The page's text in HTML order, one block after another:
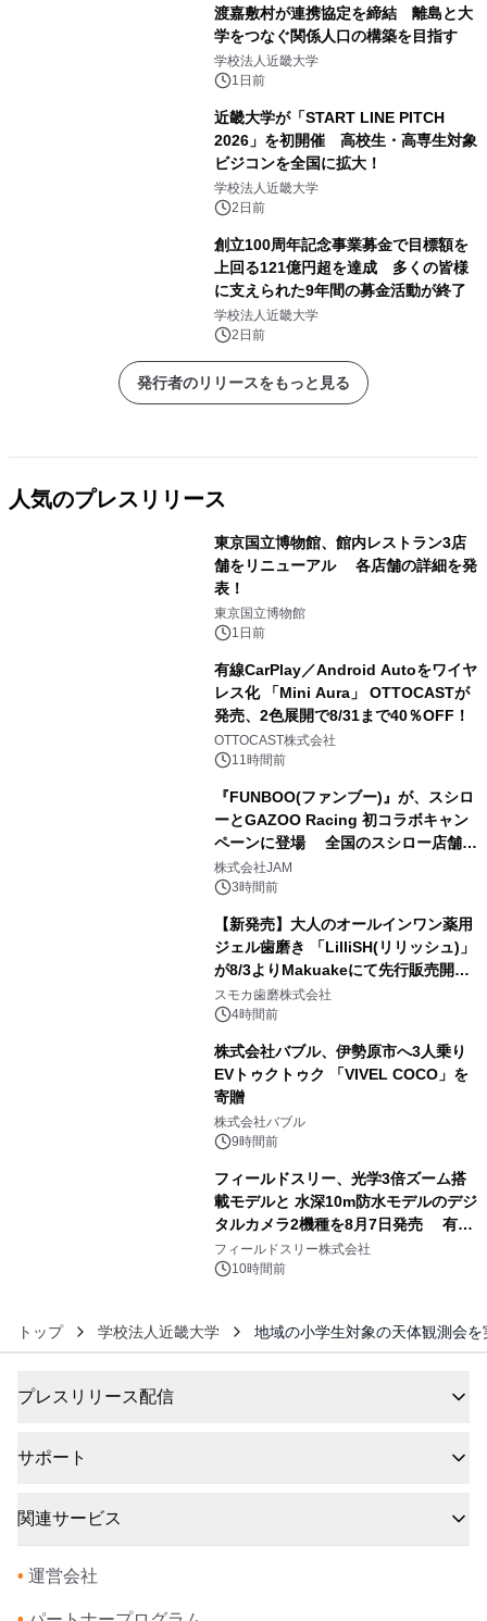
渡嘉敷村が連携協定を締結 離島と大
学をつなぐ関係人口の構築を目指す
学校法人近畿大学
1日前
近畿大学が「START LINE PITCH
2026」を初開催 高校生・高専生対象
ビジコンを全国に拡大！
学校法人近畿大学
2日前
創立100周年記念事業募金で目標額を
上回る121億円超を達成 多くの皆様
に支えられた9年間の募金活動が終了
学校法人近畿大学
2日前
発行者のリリースをもっと見る
人気のプレスリリース
東京国立博物館、館内レストラン3店
舗をリニューアル 各店舗の詳細を発
表！
東京国立博物館
1日前
有線CarPlay／Android Autoをワイヤ
レス化 「Mini Aura」 OTTOCASTが
発売、2色展開で8/31まで40％OFF！
OTTOCAST株式会社
11時間前
『FUNBOO(ファンブー)』が、スシロ
ーとGAZOO Racing 初コラボキャン
ペーンに登場 全国のスシロー店舗で
GR 4車種の FUNBOO(ミニカー)付き
メニューが展開されます
株式会社JAM
3時間前
【新発売】大人のオールインワン薬用
ジェル歯磨き 「LilliSH(リリッシュ)」
が8/3よりMakuakeにて先行販売開
始！
スモカ歯磨株式会社
4時間前
株式会社バブル、伊勢原市へ3人乗り
EVトゥクトゥク 「VIVEL COCO」を
寄贈
株式会社バブル
9時間前
フィールドスリー、光学3倍ズーム搭
載モデルと 水深10m防水モデルのデジ
タルカメラ2機種を8月7日発売 有効
約1300万画素、用途別に選べるコンデ
ジ新登場
フィールドスリー株式会社
10時間前
トップ 学校法人近畿大学 地域の小学生対象の天体観測会
プレスリリース配信
サポート
関連サービス
• 運営会社